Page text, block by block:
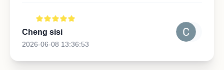
Cheng sisi
2026-06-08 13:36:53